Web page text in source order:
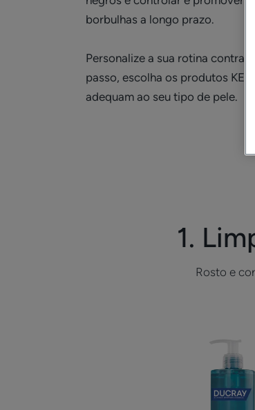
borbulhas a longo prazo.
Personalize a sua rotina contra
passo, escolha os produtos
adequam ao seu tipo de pele.
1.
Rosto e
anti-